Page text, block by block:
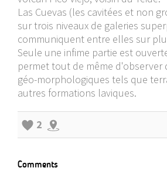
Las Cuevas (les cavitées et non
sur trois niveaux de galeries
communiquent entre elles sur
Seule une infime partie est
permet tout de même d'observer
géo-morphologiques tels que
autres formations laviques.
2
Comments